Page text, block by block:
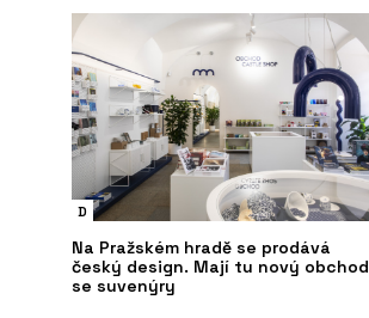
D
Na Pražském hradě se prodává
český design. Mají tu nový obchod
se suvenýry